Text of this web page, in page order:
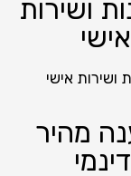
ושירות אישי